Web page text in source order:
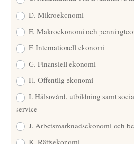
D. Mikroekonomi
E. Makroekonomi och
F. Internationell ekonomi
G. Finansiell ekonomi
H. Offentlig ekonomi
I. Hälsovård, utbildning samt
service
J. Arbetsmarknadsekonomi och
K. Rättsekonomi